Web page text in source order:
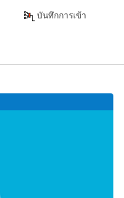
บันทึกการเข้า